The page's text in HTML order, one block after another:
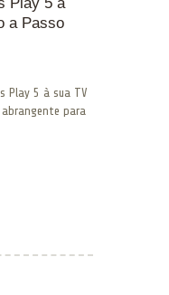
a Passo
Play 5 à sua TV
para